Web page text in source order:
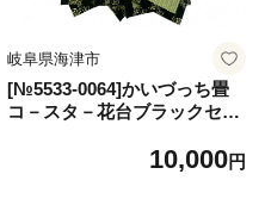
岐阜県海津市
[№5533-0064]かいづっち畳
コ－スタ－花台ブラックセッ
10,000円